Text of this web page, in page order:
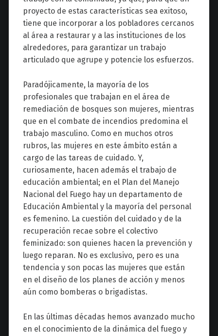
proyecto de estas características sea exitoso,
tiene que incorporar a los pobladores cercanos
al área a restaurar y a las instituciones de los
alrededores, para garantizar un trabajo
articulado que agrupe y potencie los esfuerzos.
Paradójicamente, la mayoría de los
profesionales que trabajan en el área de
remediación de bosques son mujeres, mientras
que en el combate de incendios predomina el
trabajo masculino. Como en muchos otros
rubros, las mujeres en este ámbito están a
cargo de las tareas de cuidado. Y,
curiosamente, hacen además el trabajo de
educación ambiental; en el Plan del Manejo
Nacional del Fuego hay un departamento de
Educación Ambiental y la mayoría del personal
es femenino. La cuestión del cuidado y de la
recuperación recae sobre el colectivo
feminizado: son quienes hacen la prevención y
luego reparan. No es exclusivo, pero es una
tendencia y son pocas las mujeres que están
en el diseño de los planes de acción y menos
aún como bomberas o brigadistas.
En las últimas décadas hemos avanzado mucho
en el conocimiento de la dinámica del fuego y